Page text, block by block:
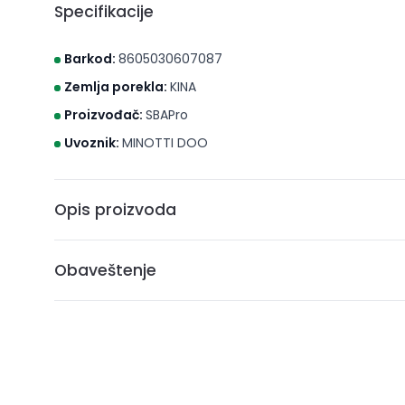
Specifikacije
Barkod: 8605030607087
Zemlja porekla: KINA
Proizvođač: SBAPro
Uvoznik: MINOTTI DOO
Opis proizvoda
Obaveštenje